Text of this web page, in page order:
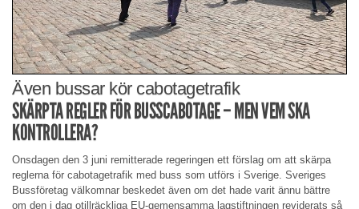
Även bussar kör cabotagetrafik
SKÄRPTA REGLER FÖR BUSSCABOTAGE – MEN VEM SKA
KONTROLLERA?
Onsdagen den 3 juni remitterade regeringen ett förslag om att skärpa
reglerna för cabotagetrafik med buss som utförs i Sverige. Sveriges
Bussföretag välkomnar beskedet även om det hade varit ännu bättre
om den i dag otillräckliga EU-gemensamma lagstiftningen reviderats så